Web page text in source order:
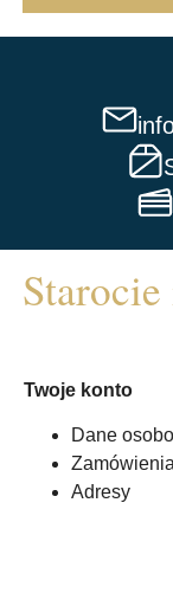
Twoje konto
Dane
Zamówienia
Adresy